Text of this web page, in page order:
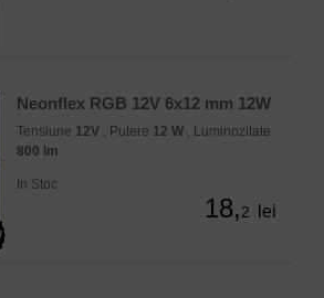
Neonflex RGB 12V 6x12 mm 12W
Tensiune 12V , Putere 12 W , Luminozitate
800 lm
In Stoc
18,2 lei